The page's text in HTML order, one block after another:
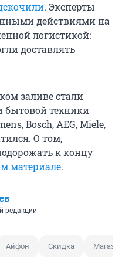
. Эксперты
действиями на
логистикой:
доставлять
заливе стали
бытовой техники
Bosch, AEG, Miele,
О том,
к концу
материале.
редакции
Айфон Скидка